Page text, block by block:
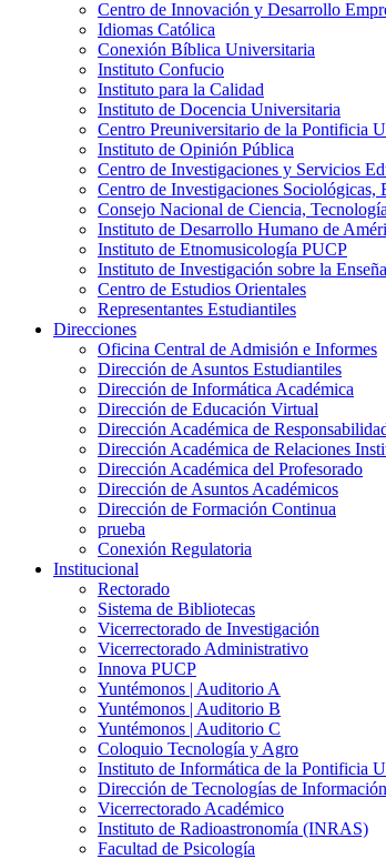
Centro de Innovación y Desarrollo
Idiomas Católica
Conexión Bíblica Universitaria
Instituto Confucio
Instituto para la Calidad
Instituto de Docencia Universitaria
Centro Preuniversitario de la Pontificia
Instituto de Opinión Pública
Centro de Investigaciones y Servicios
Centro de Investigaciones
Consejo Nacional de Ciencia,
Instituto de Desarrollo Humano de
Instituto de Etnomusicología PUCP
Instituto de Investigación sobre la
Centro de Estudios Orientales
Representantes Estudiantiles
Direcciones
Oficina Central de Admisión e Informes
Dirección de Asuntos Estudiantiles
Dirección de Informática Académica
Dirección de Educación Virtual
Dirección Académica de
Dirección Académica de Relaciones
Dirección Académica del Profesorado
Dirección de Asuntos Académicos
Dirección de Formación Continua
prueba
Conexión Regulatoria
Institucional
Rectorado
Sistema de Bibliotecas
Vicerrectorado de Investigación
Vicerrectorado Administrativo
Innova PUCP
Yuntémonos | Auditorio A
Yuntémonos | Auditorio B
Yuntémonos | Auditorio C
Coloquio Tecnología y Agro
Instituto de Informática de la Pontificia
Dirección de Tecnologías de Información
Vicerrectorado Académico
Instituto de Radioastronomía (INRAS)
Facultad de Psicología